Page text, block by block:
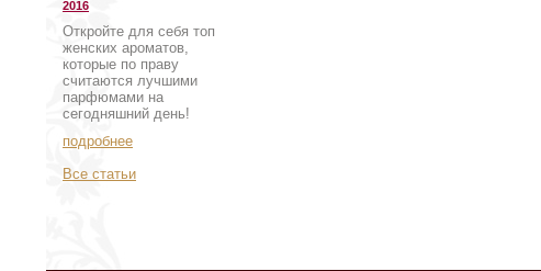
2016
Откройте для себя топ
женских ароматов,
которые по праву
считаются лучшими
парфюмами на
сегодняшний день!
подробнее
Все статьи